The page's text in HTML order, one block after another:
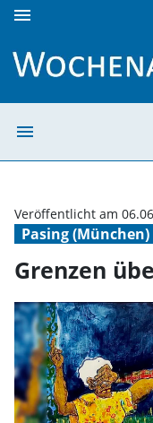
menu
menu
Pasing (München)
Veröffentlicht am
Grenzen